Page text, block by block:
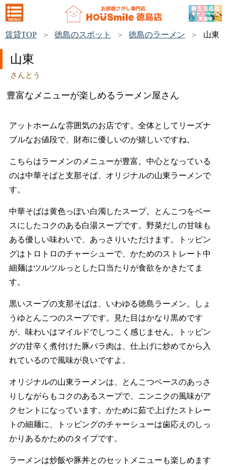
賃貸TOP 徳島のスポット 徳島のラーメン 山東
山東
さんとう
豊富なメニューが楽しめるラーメン屋さん
アットホームな雰囲気のお店です。全体としてリーズナ
ブルなお値段で、財布に優しいのが嬉しいですね。
こちらはラーメンのメニューが豊富。中心となっている
のは中華そばと支那そば、オリジナルの山東ラーメンで
す。
中華そばは黄色っぽい白濁したスープ。とんこつをベー
スにしたコクのある白湯スープです。野菜だしの甘味も
ある優しい味わいで、あっさりいただけます。トッピン
グはトロトロのチャーシューで、かためのストレート中
細麺はツルツルっとした口当たりが食欲をかきたてま
す。
黒いスープの支那そばは、いわゆる徳島ラーメン。しょ
うゆとんこつのスープです。見た目はかなり黒めです
が、味わいはマイルドでしつこく感じません。トッピン
グの甘辛く煮付けた豚バラ肉は、仕上げに炒めてから入
れているので風味が良いですよ。
オリジナルの山東ラーメンは、とんこつベースのあっさ
りしながらもコクのあるスープで、ニンニクの風味がア
クセントになっています。かために茹で上げたストレー
トの細麺に、トッピングのチャーシューは歯応えのしっ
かりあるかためのタイプです。
ラーメンは炒飯や豚丼とのセットメニューも楽しめます